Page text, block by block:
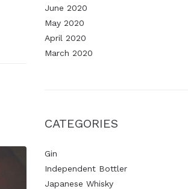
June 2020
May 2020
April 2020
March 2020
CATEGORIES
Gin
Independent Bottler
Japanese Whisky